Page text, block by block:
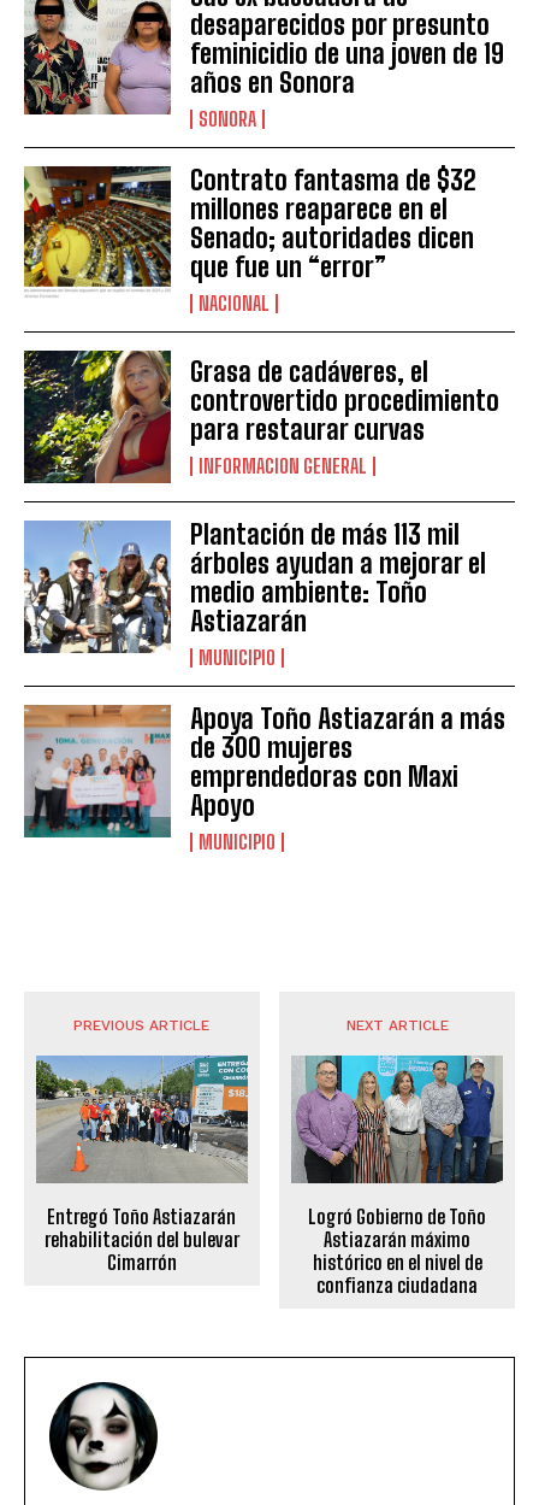
desaparecidos por presunto
feminicidio de una joven de 19
años en Sonora
SONORA
Contrato fantasma de $32
millones reaparece en el
Senado; autoridades dicen
que fue un “error”
NACIONAL
Grasa de cadáveres, el
controvertido procedimiento
para restaurar curvas
INFORMACION GENERAL
Plantación de más 113 mil
árboles ayudan a mejorar el
medio ambiente: Toño
Astiazarán
MUNICIPIO
Apoya Toño Astiazarán a más
de 300 mujeres
emprendedoras con Maxi
Apoyo
MUNICIPIO
PREVIOUS ARTICLE
Entregó Toño Astiazarán
rehabilitación del bulevar
Cimarrón
NEXT ARTICLE
Logró Gobierno de Toño
Astiazarán máximo
histórico en el nivel de
confianza ciudadana